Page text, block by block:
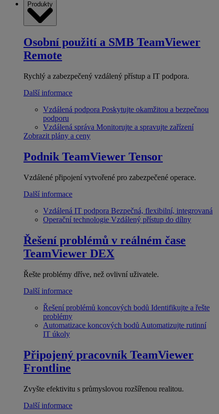
Produkty
Osobní použití a SMB TeamViewer
Remote
Rychlý a zabezpečený vzdálený přístup a IT podpora.
Další informace
Vzdálená podpora Poskytujte okamžitou a bezpečnou
podporu
Vzdálená správa Monitorujte a spravujte zařízení
Zobrazit plány a ceny
Podnik TeamViewer Tensor
Vzdálené připojení vytvořené pro zabezpečené operace.
Další informace
Vzdálená IT podpora Bezpečná, flexibilní, integrovaná
Operační technologie Vzdálený přístup do dílny
Řešení problémů v reálném čase
TeamViewer DEX
Řešte problémy dříve, než ovlivní uživatele.
Další informace
Řešení problémů koncových bodů Identifikujte a řešte
problémy
Automatizace koncových bodů Automatizujte rutinní
IT úkoly
Připojený pracovník TeamViewer
Frontline
Zvyšte efektivitu s průmyslovou rozšířenou realitou.
Další informace